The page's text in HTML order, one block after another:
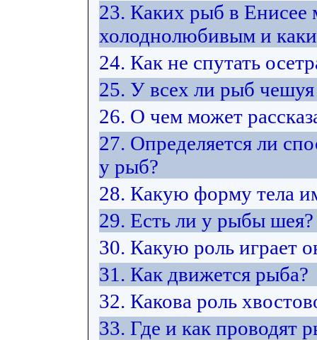
23. Каких рыб в Енисее
холоднолюбивым и
24. Как не спутать
25. У всех ли рыб чешуя
26. О чем может
27. Определяется ли
у рыб?
28. Какую форму тела
29. Есть ли у рыбы шея?
30. Какую роль играет
31. Как движется рыба?
32. Какова роль
33. Где и как проводят